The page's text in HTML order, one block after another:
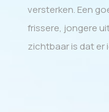
versterken. Een
frissere, jongere
zichtbaar is dat er